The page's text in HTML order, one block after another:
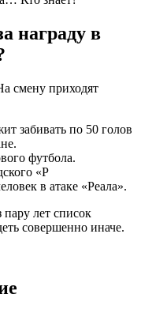
награду в
смену приходят
забивать по 50 голов
футбола.
«Р
в атаке «Реала».
лет список
совершенно иначе.